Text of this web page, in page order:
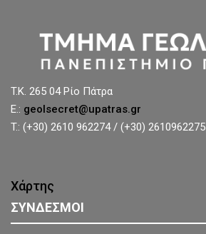
T.K. 265 04 Ρίο Πάτρα
E.: geolsecret@upatras.gr
T.: (+30) 2610 962274 / (+30) 2610962275
Χάρτης
ΣΥΝΔΕΣΜΟΙ